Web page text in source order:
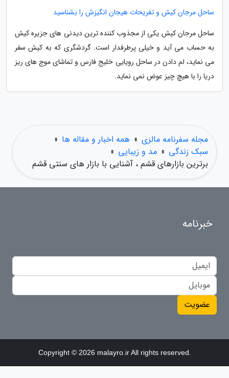
ساحل مرجان کیش و تفریحات هیجان انگیزش را بشناسید
ساحل مرجان کیش یکی از مجذوب کننده ترین دیدنی های جزیره کیش
به حساب می آید و خیلی پرطرفدار است. گردشگری که به کیش سفر
می نماید، لم دادن در ساحل رویایی خلیج فارس و تماشای موج های ریز
دریا را با هیچ چیز عوض نمی نماید.
مجله سفرنامه مالزی » همه اخبار و مقاله ها »
سبک زندگی » مد و زیبایی »
برترین بازارهای قشم ، آشنایی با بازار های سنتی قشم
خبرنامه
عضویت
Copyright © 2026 malayro.ir All rights reserved.